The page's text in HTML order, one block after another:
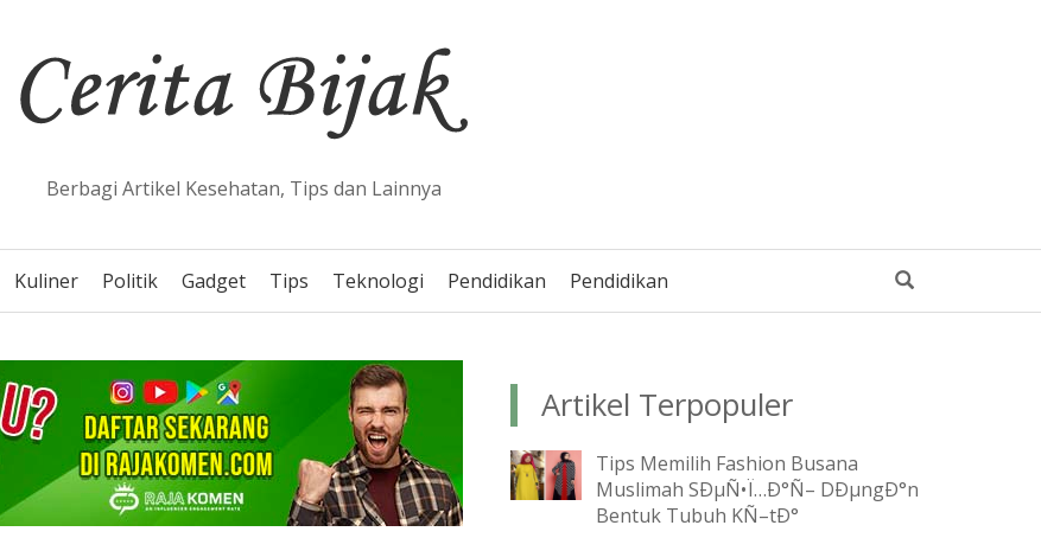
Berbagi Artikel Kesehatan, Tips dan Lainnya
Kuliner Politik Gadget Tips Teknologi Pendidikan Pendidikan
Artikel Terpopuler
Tips Memilih Fashion Busana
Muslimah SÐµÑ•Ï…Ð°Ñ– DÐµngÐ°n
Bentuk Tubuh KÑ–tÐ°